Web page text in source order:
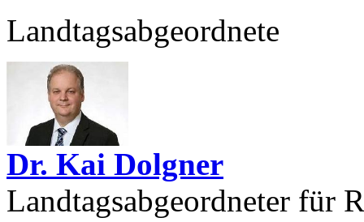
Landtagsabgeordnete
Dr. Kai Dolgner
Landtagsabgeordneter für